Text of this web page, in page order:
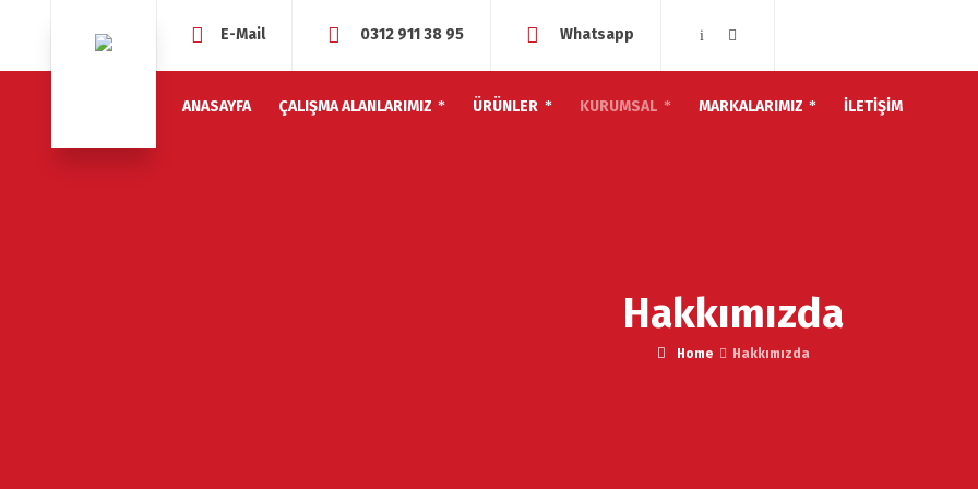
E-Mail 0312 911 38 95 Whatsapp
ANASAYFA ÇALIŞMA ALANLARIMIZ ÜRÜNLER KURUMSAL MARKALARIMIZ İLETİŞİM
Hakkımızda
Home Hakkımızda